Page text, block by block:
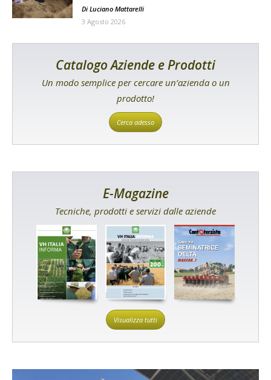
Di Luciano Mattarelli
3 Agosto 2026
Catalogo Aziende e Prodotti
Un modo semplice per cercare un’azienda o un
prodotto!
Cerca adesso
E-Magazine
Tecniche, prodotti e servizi dalle aziende
Visualizza tutti